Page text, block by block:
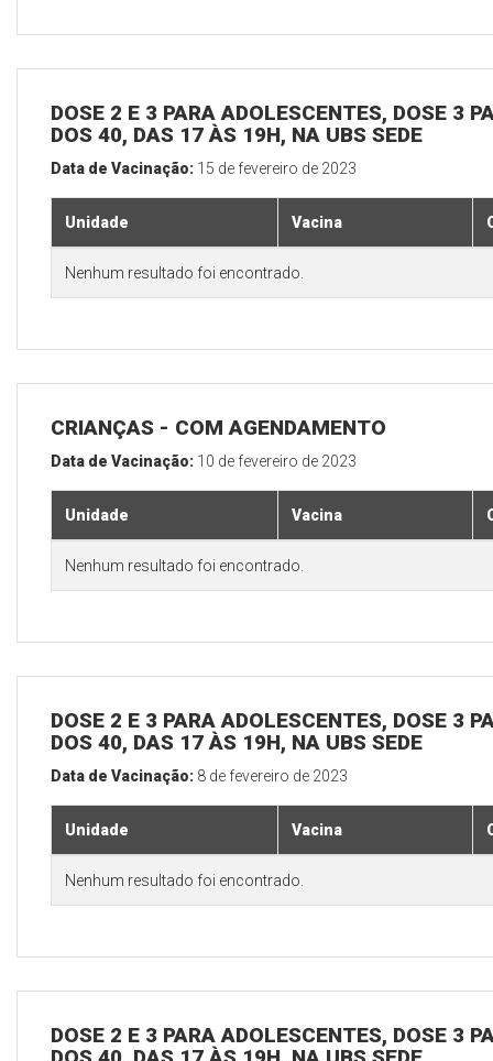
DOSE 2 E 3 PARA ADOLESCENTES, DOSE 3
DOS 40, DAS 17 ÀS 19H, NA UBS SEDE
Data de Vacinação: 15 de fevereiro de 2023
Unidade Vacina
Nenhum resultado foi encontrado.
CRIANÇAS - COM AGENDAMENTO
Data de Vacinação: 10 de fevereiro de 2023
Unidade Vacina
Nenhum resultado foi encontrado.
DOSE 2 E 3 PARA ADOLESCENTES, DOSE 3
DOS 40, DAS 17 ÀS 19H, NA UBS SEDE
Data de Vacinação: 8 de fevereiro de 2023
Unidade Vacina
Nenhum resultado foi encontrado.
DOSE 2 E 3 PARA ADOLESCENTES, DOSE 3